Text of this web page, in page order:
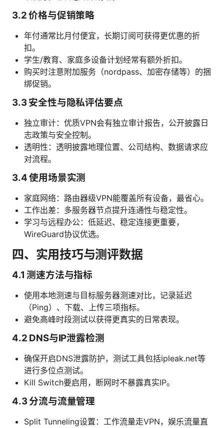
3.2 价格与促销策略
年付通常比月付便宜，长期订阅可获得更优惠的折
扣。
学生/教育、家庭多设备计划经常有额外折扣。
购买时注意附加服务（nordpass、加密存储等）的捆
绑促销。
3.3 安全性与隐私评估要点
独立审计：优质VPN会有独立审计报告，公开披露日
志政策与安全控制。
透明性：透明披露地理位置、公司结构、数据请求应
对流程。
3.4 使用场景实测
家庭网络：路由器级VPN能覆盖所有设备，最省心。
工作出差：多服务器节点提升连通性与稳定性。
学习与远程办公：低延迟、稳定连接更重要，
WireGuard协议优选。
四、实用技巧与测评数据
4.1 测速方法与指标
使用本地测速与目标服务器测速对比，记录延迟
（Ping）、下载、上传三项指标。
避免高峰时段测试以获得更真实的日常表现。
4.2 DNS与IP泄露检测
确保开启DNS泄露防护，测试工具包括ipleak.net等
进行多位点测试。
Kill Switch要启用，断网时不暴露真实IP。
4.3 分流与流量管理
Split Tunneling设置：工作流量走VPN，娱乐流量直